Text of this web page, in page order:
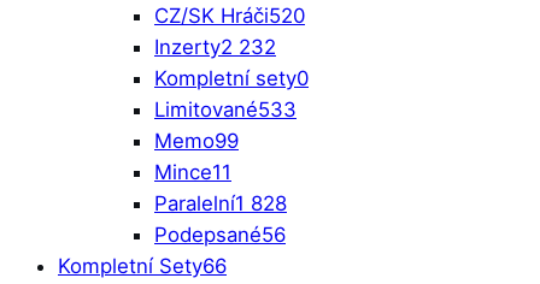
CZ/SK Hráči520
Inzerty2 232
Kompletní sety0
Limitované533
Memo99
Mince11
Paralelní1 828
Podepsané56
Kompletní Sety66